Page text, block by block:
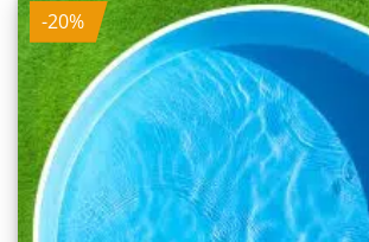
-20%